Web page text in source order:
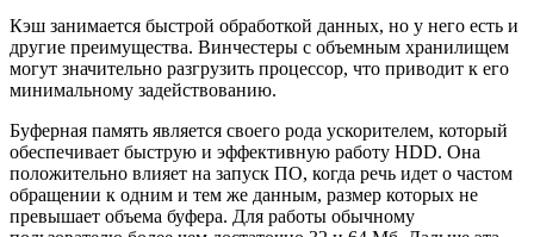
Кэш занимается быстрой обработкой данных, но у него есть и
другие преимущества. Винчестеры с объемным хранилищем
могут значительно разгрузить процессор, что приводит к его
минимальному задействованию.
Буферная память является своего рода ускорителем, который
обеспечивает быструю и эффективную работу HDD. Она
положительно влияет на запуск ПО, когда речь идет о частом
обращении к одним и тем же данным, размер которых не
превышает объема буфера. Для работы обычному